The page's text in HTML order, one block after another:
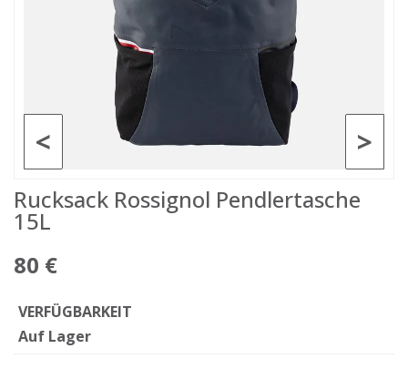
>
<
Rucksack Rossignol Pendlertasche
15L
80 €
VERFÜGBARKEIT
Auf Lager